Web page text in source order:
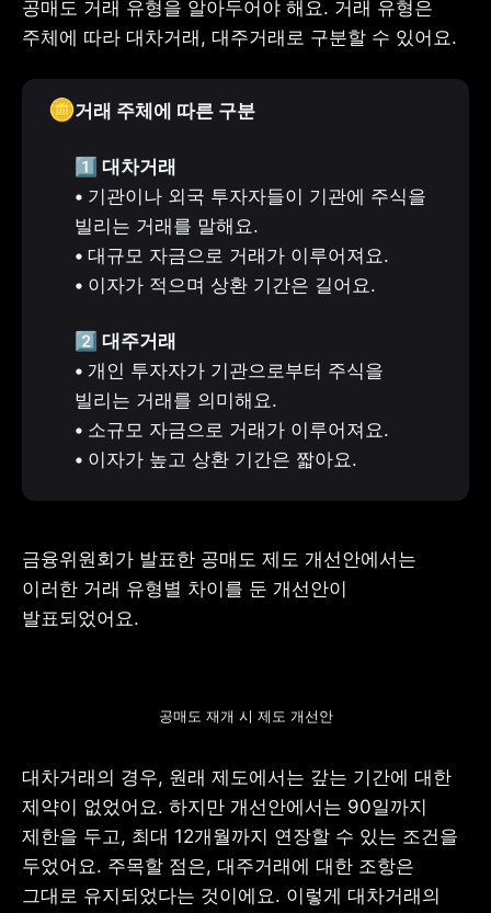
공매도 거래 유형을 알아두어야 해요. 거래 유형은
주체에 따라 대차거래, 대주거래로 구분할 수 있어요.
🪙거래 주체에 따른 구분
1️⃣ 대차거래
• 기관이나 외국 투자자들이 기관에 주식을
•
• 이자가 적으며 상환 기간은 길어요.
2️⃣ 대주거래
• 개인 투자자가 기관으로부터 주식을
•
• 이자가 높고 상환 기간은 짧아요.
금융위원회가 발표한 공매도 제도 개선안에서는
이러한 거래 유형별 차이를 둔 개선안이
발표되었어요.
공매도 재개 시 제도 개선안
대차거래의 경우, 원래 제도에서는 갚는 기간에 대한
제약이 없었어요. 하지만 개선안에서는 90일까지
제한을 두고, 최대 12개월까지 연장할 수 있는 조건을
두었어요. 주목할 점은, 대주거래에 대한 조항은
그대로 유지되었다는 것이에요. 이렇게 대차거래의